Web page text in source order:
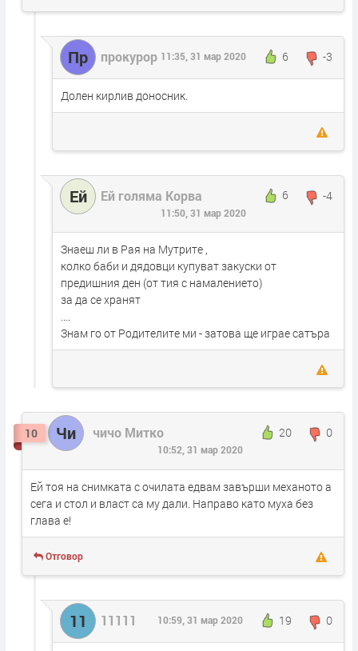
Пр прокурор 6 -3
11:35, 31 мар 2020
Долен кирлив доносник.
Ей Ей голяма Корва 6 -4
11:50, 31 мар 2020
Знаеш ли в Рая на Мутрите ,
колко баби и дядовци купуват закуски от
предишния ден (от тия с намалението)
за да се хранят
....
Знам го от Родителите ми - затова ще играе сатъра
10 Чи чичо Митко 20 0
10:52, 31 мар 2020
Ей тоя на снимката с очилата едвам завърши механото а
сега и стол и власт са му дали. Направо като муха без
глава е!
Отговор
11 11111 19 0
10:59, 31 мар 2020